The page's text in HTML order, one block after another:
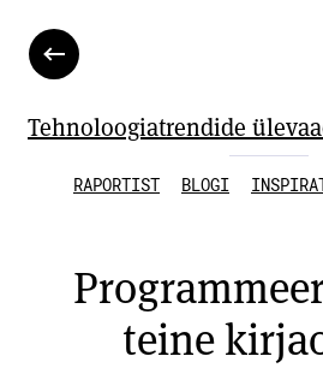
Tehnoloogiatrendide
RAPORTIST BLOGI
teine